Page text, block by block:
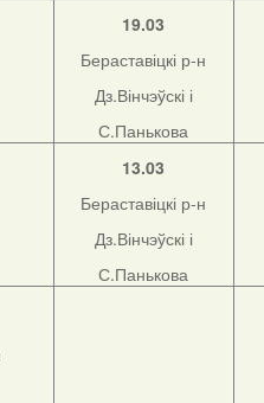
19.03
Бераставіцкі р-н
Дз.Вінчэўскі і
С.Панькова
13.03
Бераставіцкі р-н
Дз.Вінчэўскі і
С.Панькова